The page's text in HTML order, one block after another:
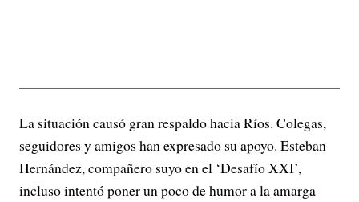
La situación causó gran respaldo hacia Ríos. Colegas,
seguidores y amigos han expresado su apoyo. Esteban
Hernández, compañero suyo en el ‘Desafío XXI’,
incluso intentó poner un poco de humor a la amarga